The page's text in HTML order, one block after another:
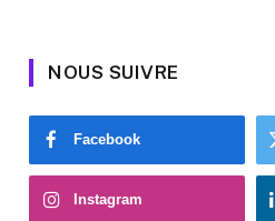
NOUS SUIVRE
Facebook
Instagram